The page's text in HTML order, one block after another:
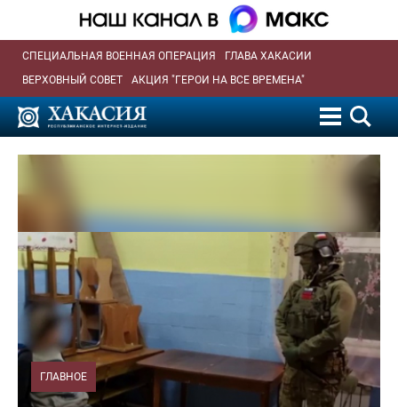
СПЕЦИАЛЬНАЯ ВОЕННАЯ ОПЕРАЦИЯ
ГЛАВА ХАКАСИИ
ВЕРХОВНЫЙ СОВЕТ
АКЦИЯ "ГЕРОИ НА ВСЕ ВРЕМЕНА"
ГЛАВНОЕ